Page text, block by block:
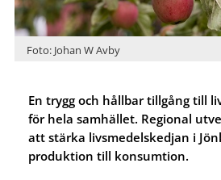
Foto: Johan W Avby
En trygg och hållbar tillgång till
för hela samhället. Regional
att stärka livsmedelskedjan i
produktion till konsumtion.